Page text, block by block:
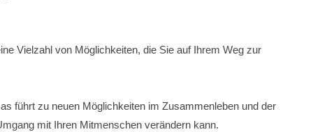
Vielzahl von Möglichkeiten, die Sie auf Ihrem Weg zur
führt zu neuen Möglichkeiten im Zusammenleben und der
mit Ihren Mitmenschen verändern kann.